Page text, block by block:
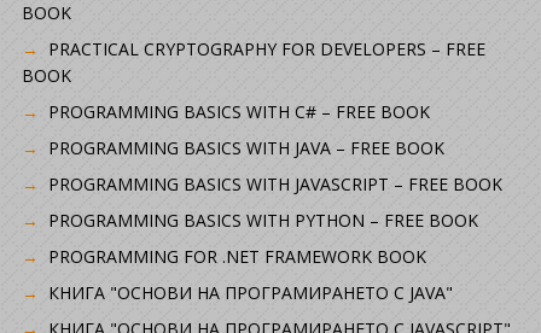
BOOK
PRACTICAL CRYPTOGRAPHY FOR DEVELOPERS – FREE
BOOK
PROGRAMMING BASICS WITH C# – FREE BOOK
PROGRAMMING BASICS WITH JAVA – FREE BOOK
PROGRAMMING BASICS WITH JAVASCRIPT – FREE BOOK
PROGRAMMING BASICS WITH PYTHON – FREE BOOK
PROGRAMMING FOR .NET FRAMEWORK BOOK
КНИГА "ОСНОВИ НА ПРОГРАМИРАНЕТО С JAVA"